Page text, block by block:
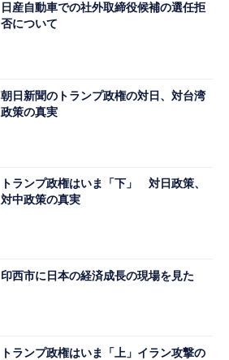
日産自動車での社外取締役候補の選任拒
否について
朝日新聞のトランプ政権の対日、対台湾
政策の真実
トランプ政権はいま「下」 対日政策、
対中政策の真実
印西市に日本の経済成長の現場を見た
トランプ政権はいま「上」イラン攻撃の